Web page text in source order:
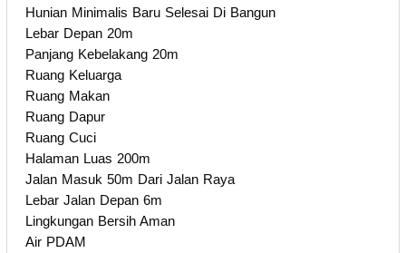
Hunian Minimalis Baru Selesai Di Bangun
Lebar Depan 20m
Panjang Kebelakang 20m
Ruang Keluarga
Ruang Makan
Ruang Dapur
Ruang Cuci
Halaman Luas 200m
Jalan Masuk 50m Dari Jalan Raya
Lebar Jalan Depan 6m
Lingkungan Bersih Aman
Air PDAM